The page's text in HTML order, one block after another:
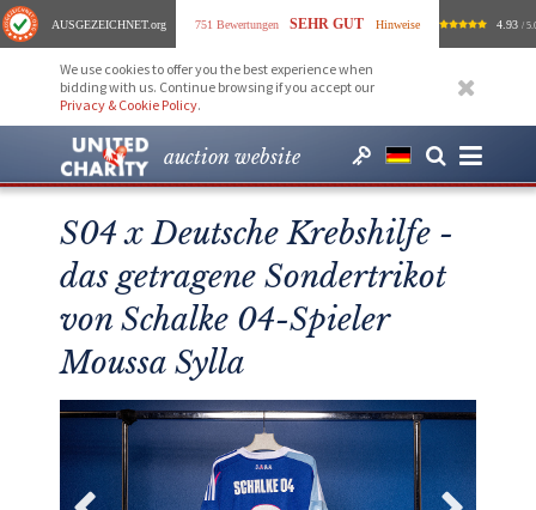
AUSGEZEICHNET.org 751 Bewertungen SEHR GUT Hinweise 4.93 /
We use cookies to offer you the best experience when
bidding with us. Continue browsing if you accept our
Privacy & Cookie Policy.
auction website
S04 x Deutsche Krebshilfe -
das getragene Sondertrikot
von Schalke 04-Spieler
Moussa Sylla